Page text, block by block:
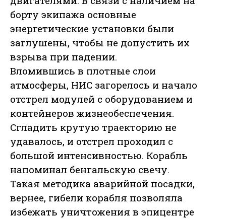
борту экипажа основные
энергетические установки были
заглушены, чтобы не допустить их
взрыва при падении.
Вломившись в плотные слои
атмосферы, НИС загорелось и начало
отстрел модулей с оборудованием и
контейнеров жизнеобеспечения.
Сгладить крутую траекторию не
удавалось, и отстрел проходил с
большой интенсивностью. Корабль
напоминал бенгальскую свечу.
Такая методика аварийной посадки,
вернее, гибели корабля позволяла
избежать уничтожения в эпицентре